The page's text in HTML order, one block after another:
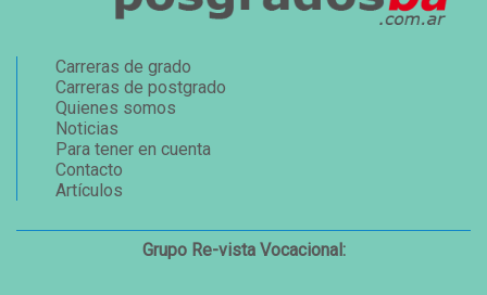
Carreras de grado
Carreras de postgrado
Quienes somos
Noticias
Para tener en cuenta
Contacto
Artículos
Grupo Re-vista Vocacional: